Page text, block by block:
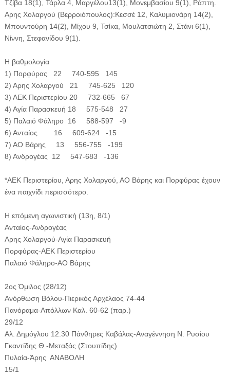
Τζίβα 18(1), Τάρλα 4, Μαργέλου13(1), Μονεμβασίου 9(1), Ράπτη.
Αρης Χολαργού (Βερροιόπουλος):Κεσσέ 12, Καλυμιονάρη 14(2),
Μπουντούρη 14(2), Μίχου 9, Τσίκα, Μουλατσιώτη 2, Στάνι 6(1),
Νίννη, Στεφανίδου 9(1).
Η βαθμολογία
1) Πορφύρας 22 740-595 145
2) Αρης Χολαργού 21 745-625 120
3) ΑΕΚ Περιστερίου 20 732-665 67
4) Αγία Παρασκευή 18 575-548 27
5) Παλαιό Φάληρο 16 588-597 -9
6) Ανταίος 16 609-624 -15
7) ΑΟ Βάρης 13 556-755 -199
8) Ανδρογέας 12 547-683 -136
*ΑΕΚ Περιστερίου, Αρης Χολαργού, ΑΟ Βάρης και Πορφύρας έχουν
ένα παιχνίδι περισσότερο.
Η επόμενη αγωνιστική (13η, 8/1)
Ανταίος-Ανδρογέας
Αρης Χολαργού-Αγία Παρασκευή
Πορφύρας-ΑΕΚ Περιστερίου
Παλαιό Φάληρο-ΑΟ Βάρης
2ος Όμιλος (28/12)
Ανόρθωση Βόλου-Πιερικός Αρχέλαος 74-44
Πανόραμα-Απόλλων Καλ. 60-62 (παρ.)
29/12
Αλ. Δημόγλου 12.30 Πάνθηρες Καβάλας-Αναγέννηση Ν. Ρυσίου
Γκαντίδης Θ.-Μεταξάς (Στουπίδης)
Πυλαία-Άρης ΑΝΑΒΟΛΗ
15/1